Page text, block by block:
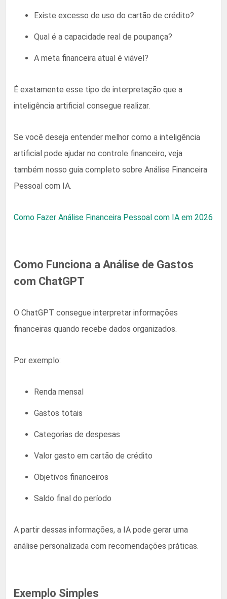
Existe excesso de uso do cartão de crédito?
Qual é a capacidade real de poupança?
A meta financeira atual é viável?
É exatamente esse tipo de interpretação que a
inteligência artificial consegue realizar.
Se você deseja entender melhor como a inteligência
artificial pode ajudar no controle financeiro, veja
também nosso guia completo sobre Análise Financeira
Pessoal com IA.
Como Fazer Análise Financeira Pessoal com IA em 2026
Como Funciona a Análise de Gastos
com ChatGPT
O ChatGPT consegue interpretar informações
financeiras quando recebe dados organizados.
Por exemplo:
Renda mensal
Gastos totais
Categorias de despesas
Valor gasto em cartão de crédito
Objetivos financeiros
Saldo final do período
A partir dessas informações, a IA pode gerar uma
análise personalizada com recomendações práticas.
Exemplo Simples